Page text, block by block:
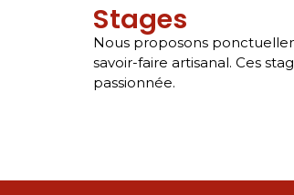
Stages
Nous proposons
savoir-faire artisanal. Ces
passionnée.